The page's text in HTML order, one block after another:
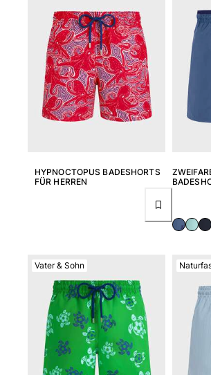
Lieferung
Häufig gestellte fragen
einen Store finden
Kontaktieren sie uns
Verfolgen Sie meine Bestellung
Mein Konto
HYPNOCTOPUS BADESHORTS
FÜR HERREN
Vater & Sohn